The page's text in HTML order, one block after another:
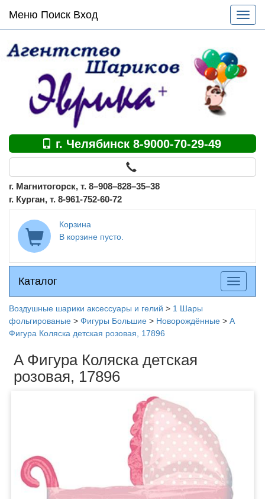
Основное
меню
по
Меню Поиск Вход
меню
г. Челябинск 8-9000-70-29-49
г. Магнитогорск, т. 8–908–828–35–38
г. Курган, т. 8-961-752-60-72
Корзина
В корзине пусто.
Каталог
Каталог
меню
Воздушные шарики аксессуары и гелий > 1 Шары
фольгированые > Фигуры Большие > Новорождённые > A
Фигура Коляска детская розовая, 17896
A Фигура Коляска детская
розовая, 17896